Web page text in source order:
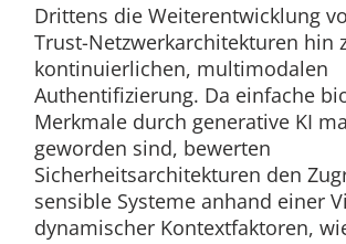
Drittens die Weiterentwicklung
Trust-Netzwerkarchitekturen hin
kontinuierlichen, multimodalen
Authentifizierung. Da einfache
Merkmale durch generative KI
geworden sind, bewerten
Sicherheitsarchitekturen den
sensible Systeme anhand einer
dynamischer Kontextfaktoren,